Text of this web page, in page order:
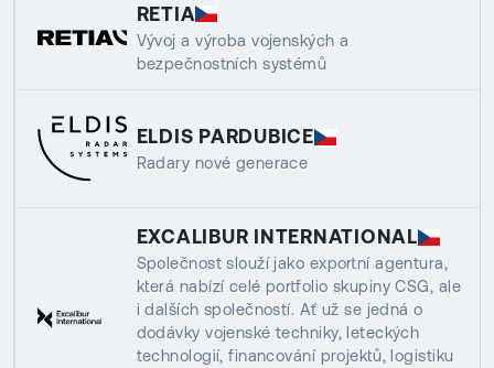
RETIA
Vývoj a výroba vojenských a
bezpečnostních systémů
ELDIS PARDUBICE
Radary nové generace
EXCALIBUR INTERNATIONAL
Společnost slouží jako exportní agentura,
která nabízí celé portfolio skupiny CSG, ale
i dalších společností. Ať už se jedná o
dodávky vojenské techniky, leteckých
technologií, financování projektů, logistiku